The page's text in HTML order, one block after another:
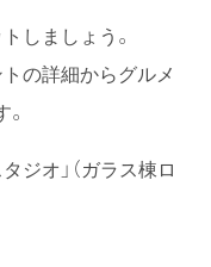
しましょう。
の詳細からグルメ
ジオ」（ガラス棟ロ